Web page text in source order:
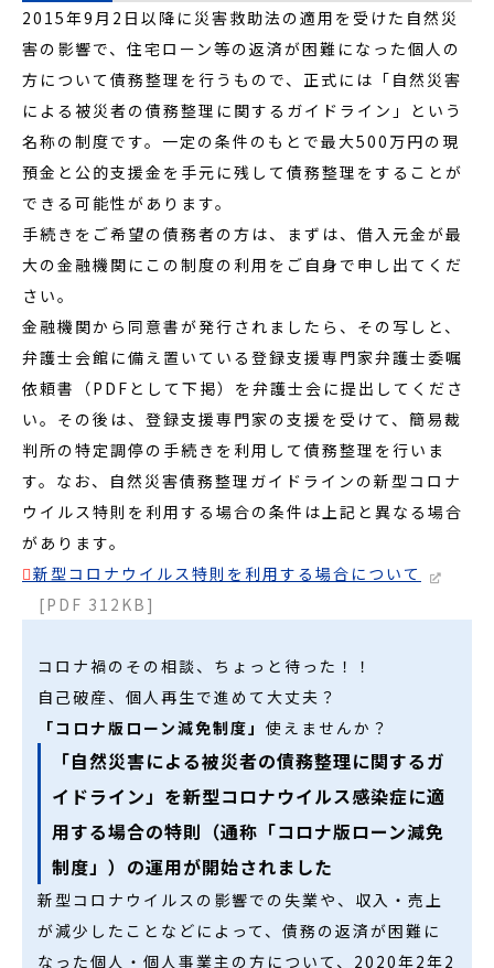
2015年9月2日以降に災害救助法の適用を受けた自然災
害の影響で、住宅ローン等の返済が困難になった個人の
方について債務整理を行うもので、正式には「自然災害
による被災者の債務整理に関するガイドライン」という
名称の制度です。一定の条件のもとで最大500万円の現
預金と公的支援金を手元に残して債務整理をすることが
できる可能性があります。
手続きをご希望の債務者の方は、まずは、借入元金が最
大の金融機関にこの制度の利用をご自身で申し出てくだ
さい。
金融機関から同意書が発行されましたら、その写しと、
弁護士会館に備え置いている登録支援専門家弁護士委嘱
依頼書（PDFとして下掲）を弁護士会に提出してくださ
い。その後は、登録支援専門家の支援を受けて、簡易裁
判所の特定調停の手続きを利用して債務整理を行いま
す。なお、自然災害債務整理ガイドラインの新型コロナ
ウイルス特則を利用する場合の条件は上記と異なる場合
があります。
新型コロナウイルス特則を利用する場合について
[PDF 312KB]
コロナ禍のその相談、ちょっと待った！！
自己破産、個人再生で進めて大丈夫？
「コロナ版ローン減免制度」 使えませんか？
「自然災害による被災者の債務整理に関するガ
イドライン」を新型コロナウイルス感染症に適
用する場合の特則（通称「コロナ版ローン減免
制度」）の運用が開始されました
新型コロナウイルスの影響での失業や、収入・売上
が減少したことなどによって、債務の返済が困難に
なった個人・個人事業主の方について、2020年2年2